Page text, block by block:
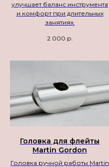
улучшает баланс инструмента
и комфорт при длительных
занятиях.
2 000 р.
Головка для флейты
Martin Gordon
Головка ручной работы Martin